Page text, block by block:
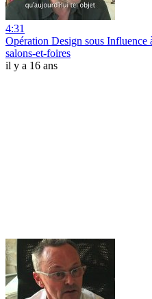
4:31
Opération Design sous Influence
salons-et-foires
il y a 16 ans